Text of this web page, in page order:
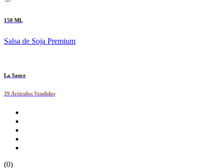
150 ML
Salsa de Soja Premium
La Sauce
39 Artículos Vendidos
(0)